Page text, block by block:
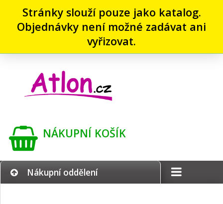
Stránky slouží pouze jako katalog.
Objednávky není možné zadávat ani
vyřizovat.
NÁKUPNÍ KOŠÍK
Nákupní oddělení